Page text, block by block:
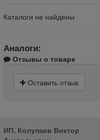
Каталоги не найдены
Аналоги:
Отзывы о товаре
Оставить отзыв
ИП, Колупаев Виктор